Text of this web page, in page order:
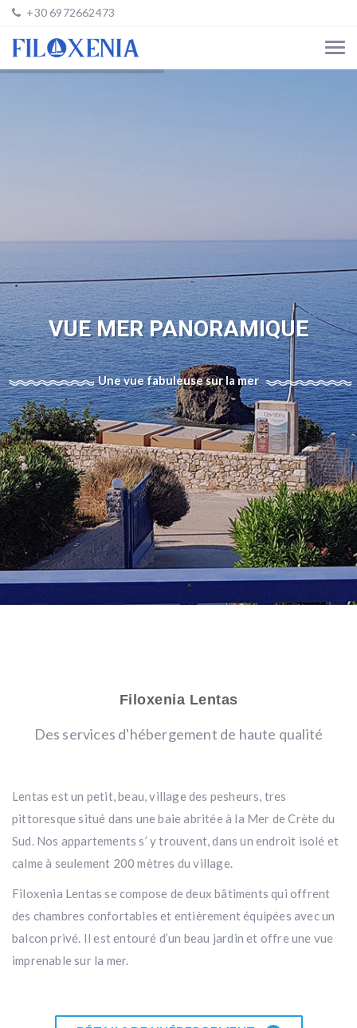
+30 6972662473
VUE MER PANORAMIQUE
Une vue fabuleuse sur la mer
Filoxenia Lentas
Des services d'hébergement de haute qualité
Lentas est un petit, beau, village des pesheurs, tres
pittoresque situé dans une baie abritée à la Mer de Crète du
Sud. Nos appartements s’ y trouvent, dans un endroit isolé et
calme à seulement 200 mètres du village.
Filoxenia Lentas se compose de deux bâtiments qui offrent
des chambres confortables et entièrement équipées avec un
balcon privé. Il est entouré d’un beau jardin et offre une vue
imprenable sur la mer.